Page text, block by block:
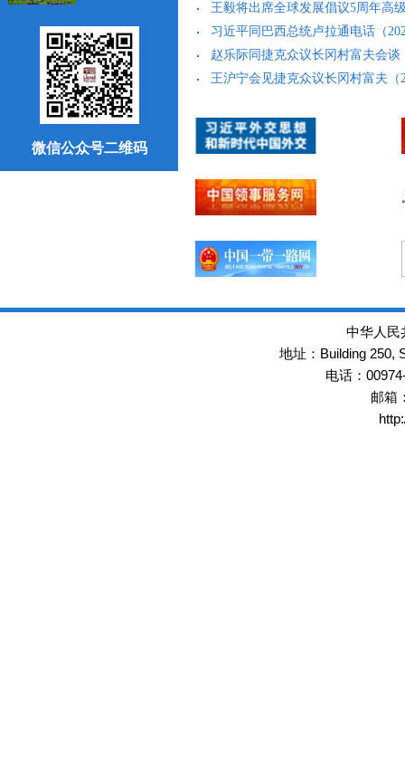
微信公众号二维码
王毅将出席全球发展倡议5周年高
习近平同巴西总统卢拉通电话（
赵乐际同捷克众议长冈村富夫会谈
王沪宁会见捷克众议长冈村富夫（
中华人民
地址： Building 250,
电话：
邮箱